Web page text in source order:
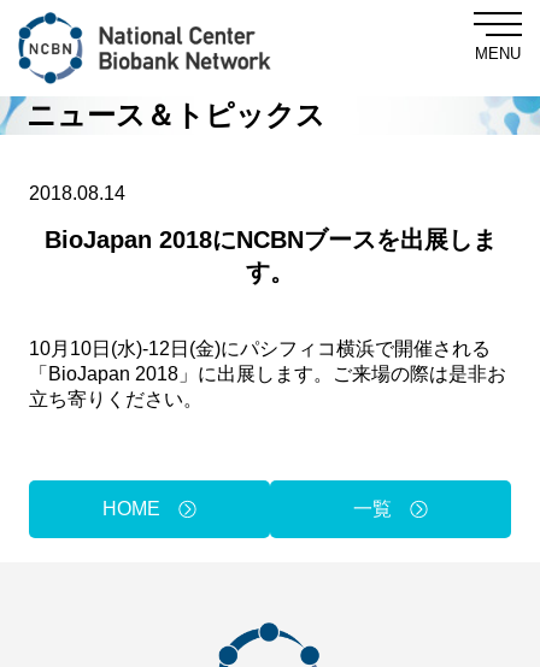
MENU
For Researchers
Access
ニュース＆トピックス
2018.08.14
BioJapan 2018にNCBNブースを出展しま
す。
10月10日(水)-12日(金)にパシフィコ横浜で開催される
「BioJapan 2018」に出展します。ご来場の際は是非お
立ち寄りください。
HOME 一覧